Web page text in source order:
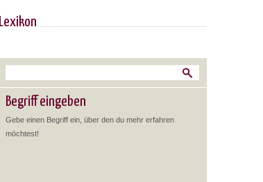
Lexikon
Begriff eingeben
Gebe einen Begriff ein, über den du mehr erfahren
möchtest!